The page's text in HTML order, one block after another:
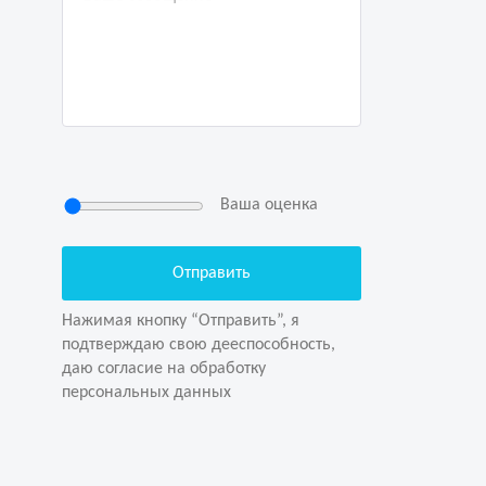
Ваша оценка
Нажимая кнопку “Отправить”, я
подтверждаю свою дееспособность,
даю согласие на обработку
персональных данных
Нажимая кнопку “Отправить”, я
даю согласие на обработку
персональных данных